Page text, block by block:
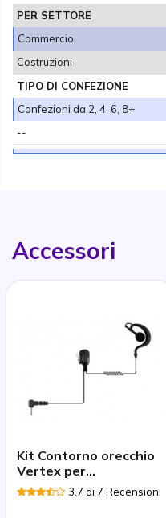
PER SETTORE
Commercio
Costruzioni
TIPO DI CONFEZIONE
Confezioni da 2, 4, 6, 8+
--
Accessori
Kit Contorno orecchio
Vertex per
ricetrasmittente pin
singolo 3.5mm
3.7 di 7 Recensioni